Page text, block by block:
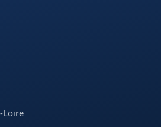
Loire